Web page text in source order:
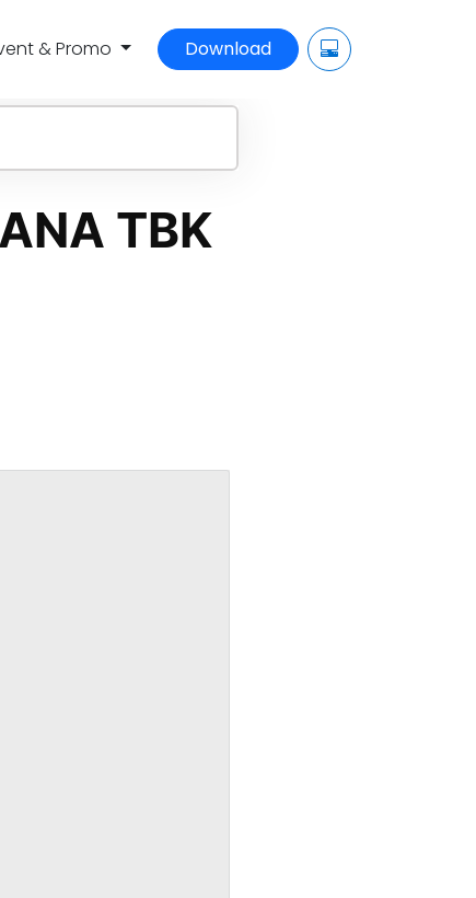
& Promo Download